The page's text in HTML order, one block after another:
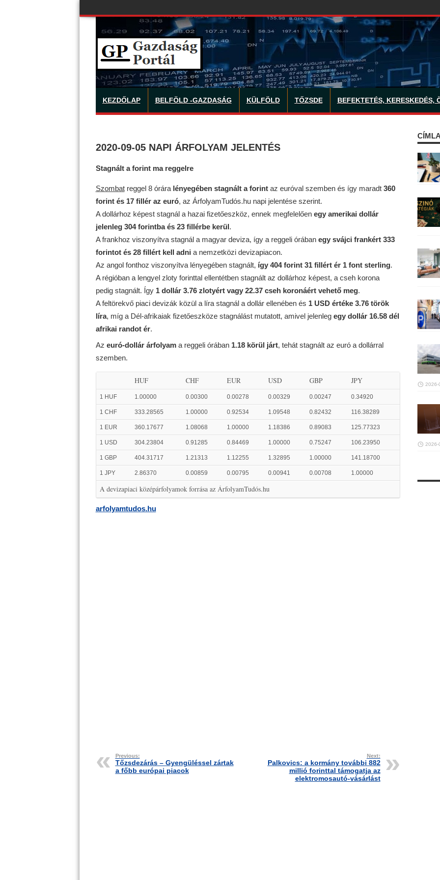
KEZDŐLAP BELFÖLD -GAZDASÁG KÜLFÖLD TŐZSDE BEFEKTETÉS, KERESKEDÉS,
2020-09-05 NAPI ÁRFOLYAM JELENTÉS
Stagnált a forint ma reggelre
Szombatreggel 8 órára lényegében stagnált a forintaz euróval szemben és így maradt 360
forint és 17 fillér az euró, az ÁrfolyamTudós.hu napi jelentése szerint.
A dollárhoz képest stagnál a hazai fizetőeszköz, ennek megfelelően egy amerikai dollár
jelenleg 304 forintba és 23 fillérbe kerül.
A frankhoz viszonyítva stagnál a magyar deviza, így a reggeli órában egy svájci frankért 333
forintot és 28 fillért kell adni a nemzetközi devizapiacon.
Az angol fonthoz viszonyítva lényegében stagnált, így 404 forint 31 fillért ér 1 font sterling.
A régióban a lengyel zloty forinttal ellentétben stagnált az dollárhoz képest, a cseh korona
pedig stagnált. Így 1 dollár 3.76 zlotyért vagy 22.37 cseh koronáért vehető meg.
A feltörekvő piaci devizák közül a líra stagnál a dollár ellenében és 1 USD értéke 3.76 török
líra, míg a Dél-afrikaiak fizetőeszköze stagnálást mutatott, amivel jelenleg egy dollár 16.58 dél
afrikai randot ér.
Az euró-dollár árfolyama reggeli órában 1.18 körül járt, tehát stagnált az euró a dollárral
szemben.
HUF CHF EUR USD GBP JPY
1 HUF 1.00000 0.00300 0.00278 0.00329 0.00247 0.34920
1 CHF 333.28565 1.00000 0.92534 1.09548 0.82432 116.38289
1 EUR 360.17677 1.08068 1.00000 1.18386 0.89083 125.77323
1 USD 304.23804 0.91285 0.84469 1.00000 0.75247 106.23950
1 GBP 404.31717 1.21313 1.12255 1.32895 1.00000 141.18700
1 JPY 2.86370 0.00859 0.00795 0.00941 0.00708 1.00000
A devizapiaci középárfolyamok forrása az ÁrfolyamTudós.hu
arfolyamtudos.hu
Previous:
Tőzsdezárás – Gyengüléssel zártak
a főbb európai piacok
Next:
Palkovics: a kormány további 882
millió forinttal támogatja az
elektromosautó-vásárlást
2026-
2026-